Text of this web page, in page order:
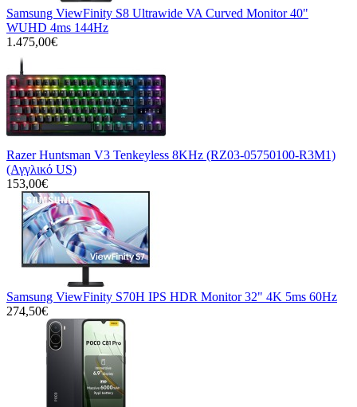
Samsung ViewFinity S8 Ultrawide VA Curved Monitor 40"
WUHD 4ms 144Hz
1.475,00€
Razer Huntsman V3 Tenkeyless 8KHz (RZ03-05750100-R3M1)
(Αγγλικό US)
153,00€
Samsung ViewFinity S70H IPS HDR Monitor 32" 4K 5ms 60Hz
274,50€